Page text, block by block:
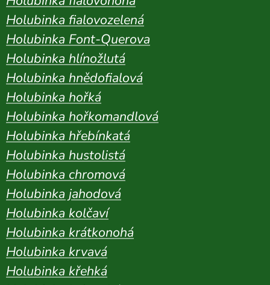
Holubinka fialovozelená
Holubinka Font-Querova
Holubinka hlínožlutá
Holubinka hnědofialová
Holubinka hořká
Holubinka hořkomandlová
Holubinka hřebínkatá
Holubinka hustolistá
Holubinka chromová
Holubinka jahodová
Holubinka kolčaví
Holubinka krátkonohá
Holubinka krvavá
Holubinka křehká